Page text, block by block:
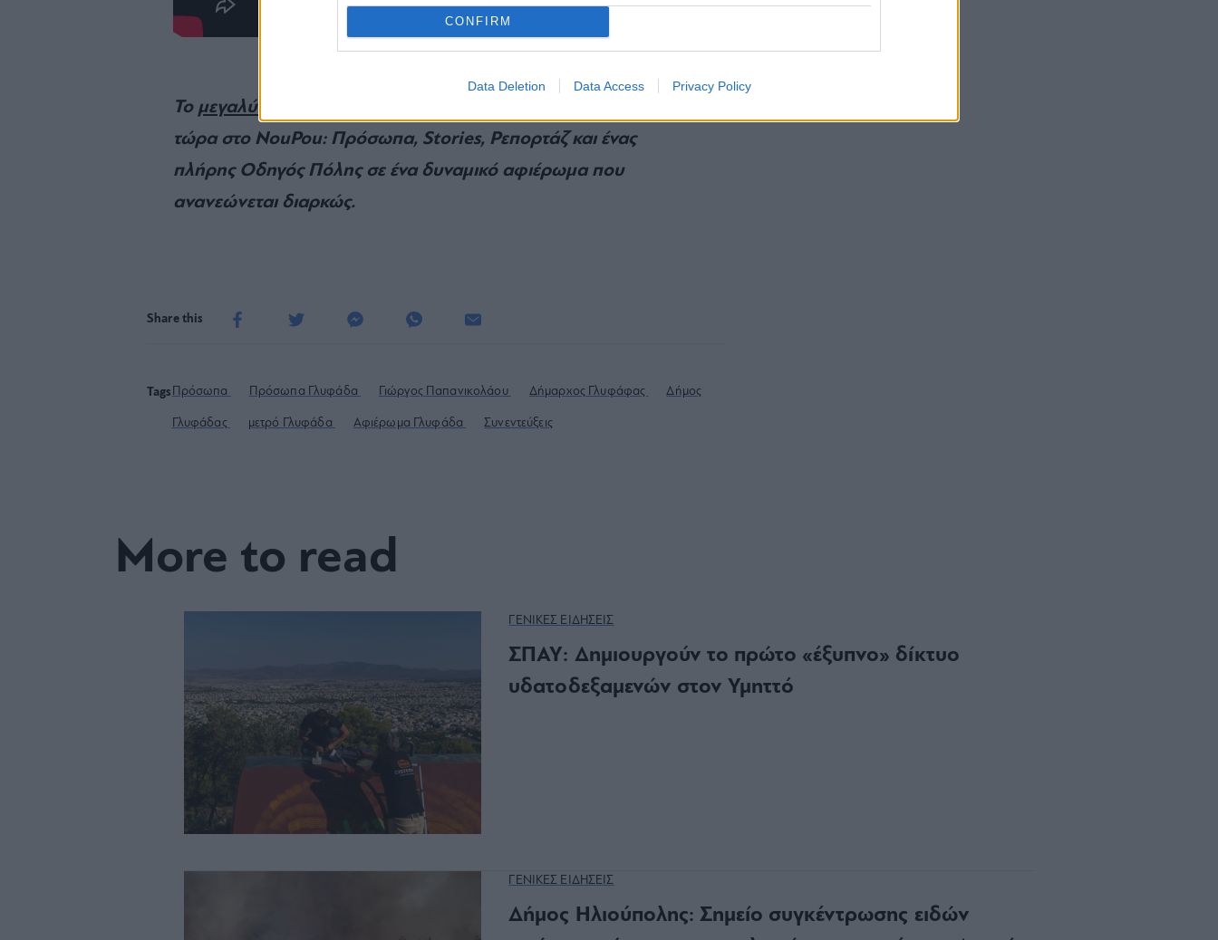
CONFIRM
Data Deletion Data Access Privacy Policy
Το μεγαλύτερο αφιέρωμα που έγινε ποτέ για τη Γλυφάδα
τώρα στο NouPou: Πρόσωπα, Stories, Ρεπορτάζ και ένας
πλήρης Οδηγός Πόλης σε ένα δυναμικό αφιέρωμα που
ανανεώνεται διαρκώς.
Share this
Tags Πρόσωπα Πρόσωπα Γλυφάδα Γιώργος Παπανικολάου Δήμαρχος Γλυφάφας Δήμος
Γλυφάδας μετρό Γλυφάδα Αφιέρωμα Γλυφάδα Συνεντεύξεις
More to read
ΓΕΝΙΚΕΣ ΕΙΔΗΣΕΙΣ
ΣΠΑΥ: Δημιουργούν το πρώτο «έξυπνο» δίκτυο
υδατοδεξαμενών στον Υμηττό
ΓΕΝΙΚΕΣ ΕΙΔΗΣΕΙΣ
Δήμος Ηλιούπολης: Σημείο συγκέντρωσης ειδών